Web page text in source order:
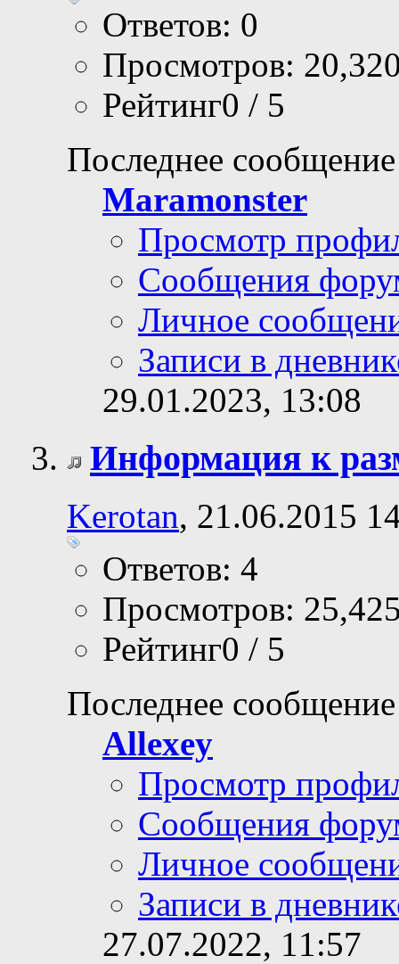
Ответов: 0
Просмотров:
Рейтинг0 / 5
Последнее
Maramonster
Просмотр
Сообщения
Личное
Записи в
29.01.2023, 13:08
Информация к
Kerotan, 21.06.2015
Ответов: 4
Просмотров:
Рейтинг0 / 5
Последнее
Allexey
Просмотр
Сообщения
Личное
Записи в
27.07.2022, 11:57